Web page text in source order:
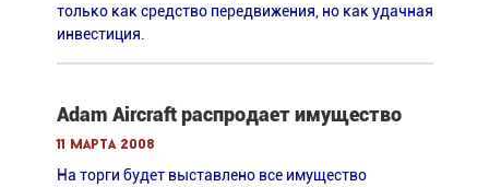
только как средство передвижения, но как удачная
инвестиция.
Adam Aircraft распродает имущество
11 марта 2008
На торги будет выставлено все имущество